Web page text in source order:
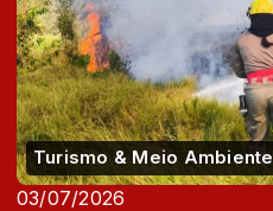
Turismo & Meio Ambiente
03/07/2026